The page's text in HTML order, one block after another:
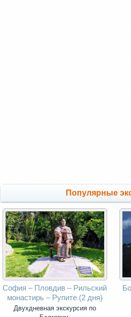
Популярные
София – Пловдив – Рильский
монастирь – Рупите (2 дня)
Двухдневная экскурсия по